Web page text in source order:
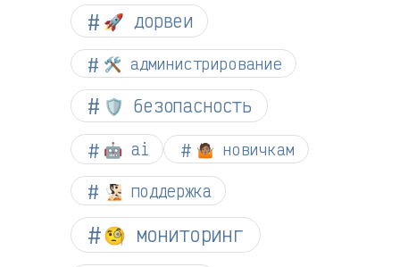
🚀 дорвеи
🛠️ администрирование
🛡️ безопасность
🤖 ai 🤷🏽 новичкам
🧏🏻 поддержка
🧐 мониторинг